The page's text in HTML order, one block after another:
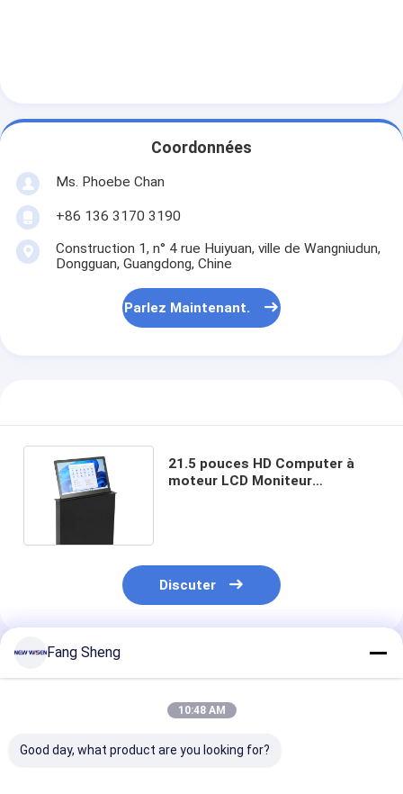
Coordonnées
Ms. Phoebe Chan
+86 136 3170 3190
Construction 1, n° 4 rue Huiyuan, ville de Wangniudun,
Dongguan, Guangdong, Chine
Parlez Maintenant.
21.5 pouces HD Computer à
moteur LCD Moniteur
Discuter
Produits Recommandés
Fang Sheng
10:48 AM
Good day, what product are you looking for?